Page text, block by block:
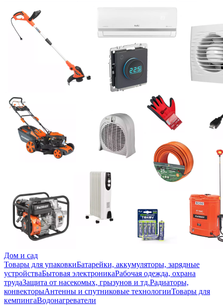
Дом и сад
Товары для упаковкиБатарейки, аккумуляторы, зарядные
устройстваБытовая электроникаРабочая одежда, охрана
трудаЗащита от насекомых, грызунов и тд.Радиаторы,
конвекторыАнтенны и спутниковые технологииТовары для
кемпингаВодонагреватели